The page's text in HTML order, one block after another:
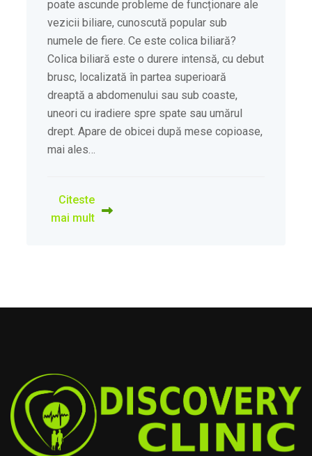
poate ascunde probleme de funcționare ale
vezicii biliare, cunoscută popular sub
numele de fiere. Ce este colica biliară?
Colica biliară este o durere intensă, cu debut
brusc, localizată în partea superioară
dreaptă a abdomenului sau sub coaste,
uneori cu iradiere spre spate sau umărul
drept. Apare de obicei după mese copioase,
mai ales…
Citeste
mai mult